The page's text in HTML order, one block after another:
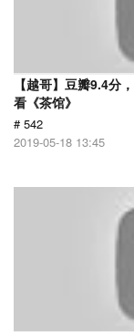
【越哥】豆瓣9.4分
看《茶馆》
# 542
2019-05-18 13:45